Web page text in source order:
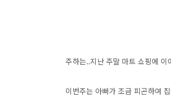
주하는..지난 주말 마트 쇼핑에
이번주는 아빠가 조금 피곤하여